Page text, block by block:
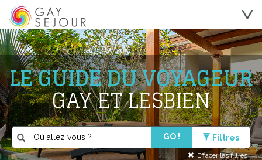
LE GUIDE DU VOYAGEUR
GAY ET LESBIEN
GO ! Filtres
Effacer les filtres